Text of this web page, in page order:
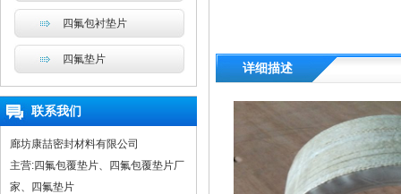
详细描述
四氟包衬垫片
四氟垫片
联系我们
廊坊康喆密封材料有限公司
主营:四氟包覆垫片、四氟包覆垫片厂
家、四氟垫片